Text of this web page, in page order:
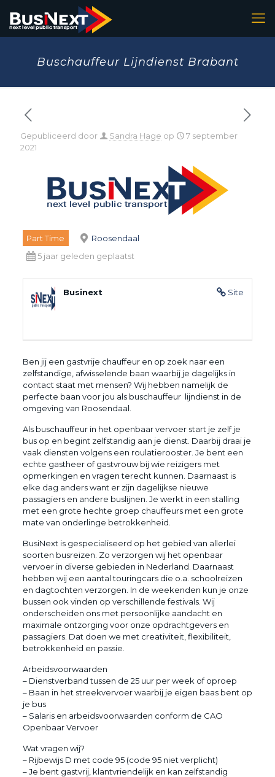
Buschauffeur Lijndienst Brabant
Gepubliceerd door Sandra Hage op
7 september
2021
Part Time
Roosendaal
5 jaar geleden geplaatst
Site
Businext
Ben jij een gastvrije chauffeur en op zoek naar een
zelfstandige, afwisselende baan waarbij je dagelijks in
contact staat met mensen? Wij hebben namelijk de
perfecte baan voor jou als buschauffeur lijndienst in de
omgeving van Roosendaal.
Als buschauffeur in het openbaar vervoer start je zelf je
bus op en begint zelfstandig aan je dienst. Daarbij draai je
vaak diensten volgens een roulatierooster. Je bent een
echte gastheer of gastvrouw bij wie reizigers met
opmerkingen en vragen terecht kunnen. Daarnaast is
elke dag anders want er zijn dagelijkse nieuwe
passagiers en andere buslijnen. Je werkt in een stalling
met een grote hechte groep chauffeurs met een grote
mate van onderlinge betrokkenheid.
BusiNext is gespecialiseerd op het gebied van allerlei
soorten busreizen. Zo verzorgen wij het openbaar
vervoer in diverse gebieden in Nederland. Daarnaast
hebben wij een aantal touringcars die o.a. schoolreizen
en dagtochten verzorgen. In de weekenden kun je onze
bussen ook vinden op verschillende festivals. Wij
onderscheiden ons met persoonlijke aandacht en
maximale ontzorging voor onze opdrachtgevers en
passagiers. Dat doen we met creativiteit, flexibiliteit,
betrokkenheid en passie.
Arbeidsvoorwaarden
– Dienstverband tussen de 25 uur per week of oproep
– Baan in het streekvervoer waarbij je eigen baas bent op
je bus
– Salaris en arbeidsvoorwaarden conform de CAO
Openbaar Vervoer
Wat vragen wij?
– Rijbewijs D met code 95 (code 95 niet verplicht)
– Je bent gastvrij, klantvriendelijk en kan zelfstandig